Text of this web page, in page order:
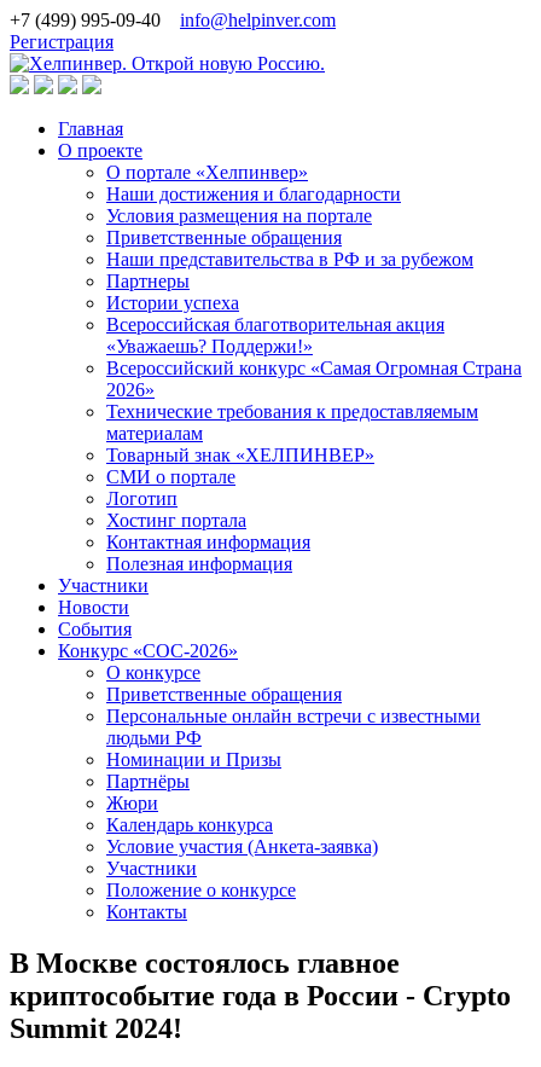
+7 (499) 995-09-40
info@helpinver.com
Регистрация
Главная
О проекте
О портале «Хелпинвер»
Наши достижения и благодарности
Условия размещения на портале
Приветственные обращения
Наши представительства в РФ и за рубежом
Партнеры
Истории успеха
Всероссийская благотворительная акция
«Уважаешь? Поддержи!»
Всероссийский конкурс «Самая Огромная Страна
2026»
Технические требования к предоставляемым
материалам
Товарный знак «ХЕЛПИНВЕР»
СМИ о портале
Логотип
Хостинг портала
Контактная информация
Полезная информация
Участники
Новости
События
Конкурс «СОС-2026»
О конкурсе
Приветственные обращения
Персональные онлайн встречи с известными
людьми РФ
Номинации и Призы
Партнёры
Жюри
Календарь конкурса
Условие участия (Анкета-заявка)
Участники
Положение о конкурсе
Контакты
В Москве состоялось главное
криптособытие года в России - Crypto
Summit 2024!